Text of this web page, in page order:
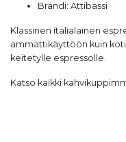
Brändi: Attibassi
Klassinen italialainen
ammattikäyttöön kuin
keitetylle espressolle.
Katso kaikki